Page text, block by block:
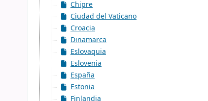
Chipre
Ciudad del Vaticano
Croacia
Dinamarca
Eslovaquia
Eslovenia
España
Estonia
Finlandia